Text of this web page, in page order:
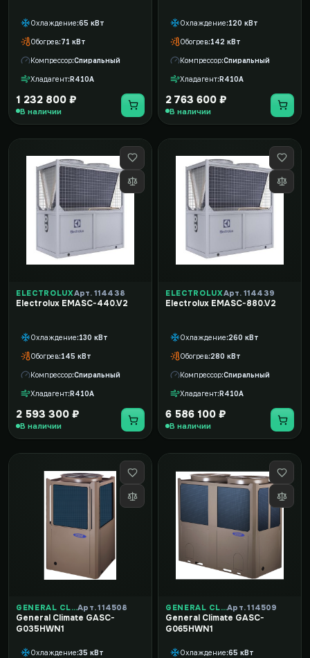
Охлаждение 65 кВт
Обогрев 71 кВт
Компрессор Спиральный
Хладагент R410A
1 232 800 ₽
В наличии
Охлаждение 120 кВт
Обогрев 142 кВт
Компрессор Спиральный
Хладагент R410A
2 763 600 ₽
В наличии
ELECTROLUXАрт. 114438
Electrolux EMASC-440.V2
Охлаждение 130 кВт
Обогрев 145 кВт
Компрессор Спиральный
Хладагент R410A
2 593 300 ₽
В наличии
ELECTROLUXАрт. 114439
Electrolux EMASC-880.V2
Охлаждение 260 кВт
Обогрев 280 кВт
Компрессор Спиральный
Хладагент R410A
6 586 100 ₽
В наличии
GENERAL CLIMATEАрт. 114508
General Climate GASC-
G035HWN1
Охлаждение 35 кВт
GENERAL CLIMATEАрт. 114509
General Climate GASC-
G065HWN1
Охлаждение 65 кВт